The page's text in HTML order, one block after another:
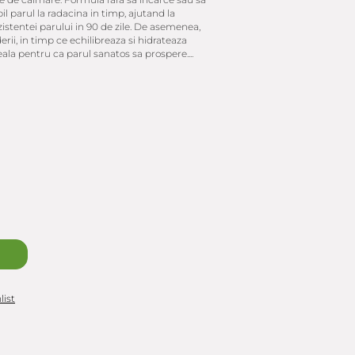
parul la radacina in timp, ajutand la
parului in 90 de zile. De asemenea,
in timp ce echilibreaza si hidrateaza
pentru ca parul sanatos sa prospere....